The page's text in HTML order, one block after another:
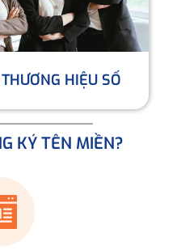
HIỆU SỐ
KÝ TÊN MIỀN?